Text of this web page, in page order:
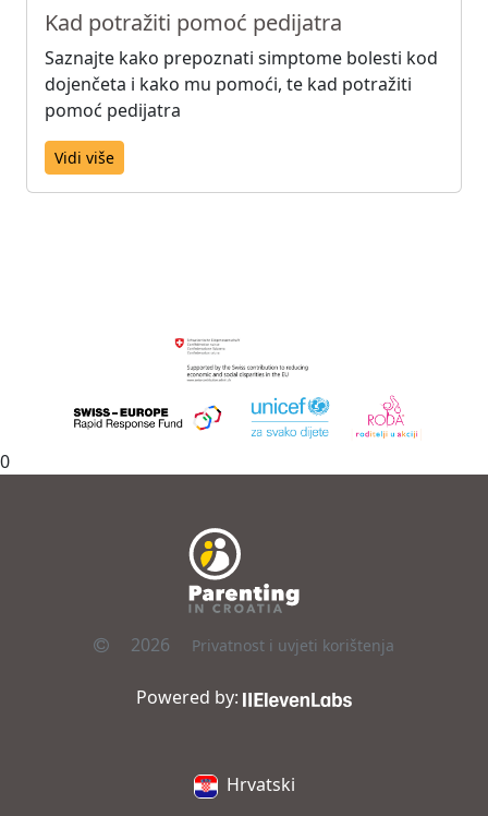
Kad potražiti pomoć pedijatra
Saznajte kako prepoznati simptome bolesti kod
dojenčeta i kako mu pomoći, te kad potražiti
pomoć pedijatra
Vidi više
0
2026 Privatnost i uvjeti korištenja
Powered by:
Hrvatski